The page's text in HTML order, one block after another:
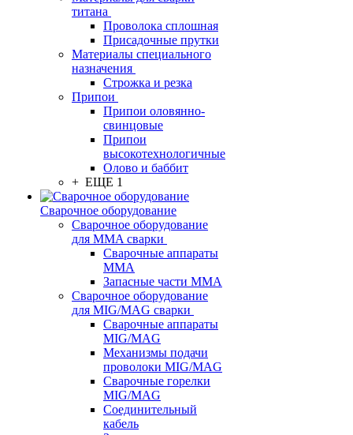
титана
Проволока сплошная
Присадочные прутки
Материалы специального
назначения
Строжка и резка
Припои
Припои оловянно-
свинцовые
Припои
высокотехнологичные
Олово и баббит
+ ЕЩЕ 1
Сварочное оборудование
Сварочное оборудование
для MMA сварки
Сварочные аппараты
MMA
Запасные части MMA
Сварочное оборудование
для MIG/MAG сварки
Сварочные аппараты
MIG/MAG
Механизмы подачи
проволоки MIG/MAG
Сварочные горелки
MIG/MAG
Соединительный
кабель